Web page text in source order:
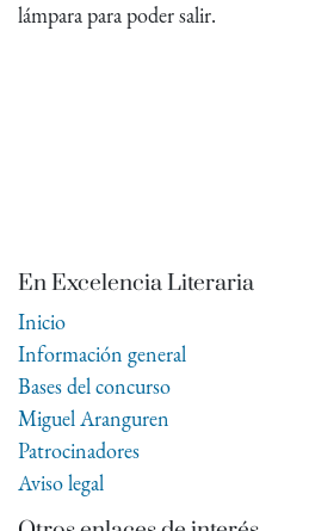
lámpara para poder salir.
En Excelencia Literaria
Inicio
Información general
Bases del concurso
Miguel Aranguren
Patrocinadores
Aviso legal